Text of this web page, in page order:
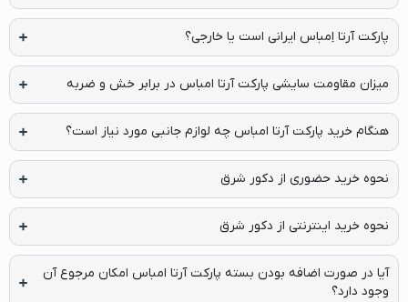
پارکت آرتا اِمباس ایرانی است یا خارجی؟
میزان مقاومت سایشی پارکت آرتا امباس در برابر خش و ضربه
هنگام خرید پارکت آرتا امباس چه لوازم جانبی مورد نیاز است؟
نحوه خرید حضوری از دکور شرق
نحوه خرید اینترنتی از دکور شرق
آیا در صورت اضافه بودن بسته پارکت آرتا امباس امکان مرجوع آن
وجود دارد؟